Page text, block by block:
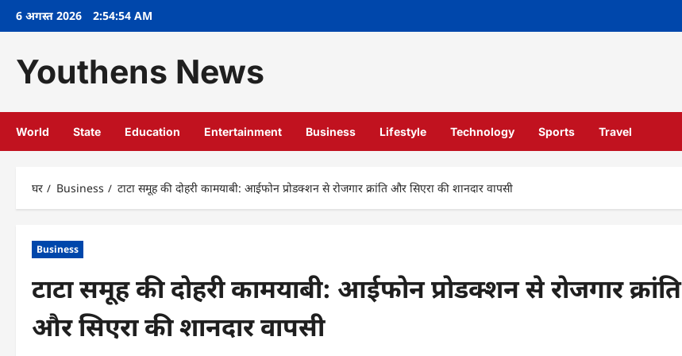
सामग्री6 अगस्त 2026 2:54:55 AM
Youthens News
World State Education Entertainment Business Lifestyle Technology Sports Travel
घर Business टाटा समूह की दोहरी कामयाबी: आईफोन प्रोडक्शन से रोजगार क्रांति और सिएरा की शानदार वापसी
Business
टाटा समूह की दोहरी कामयाबी: आईफोन प्रोडक्शन से रोजगार क्रांति
और सिएरा की शानदार वापसी